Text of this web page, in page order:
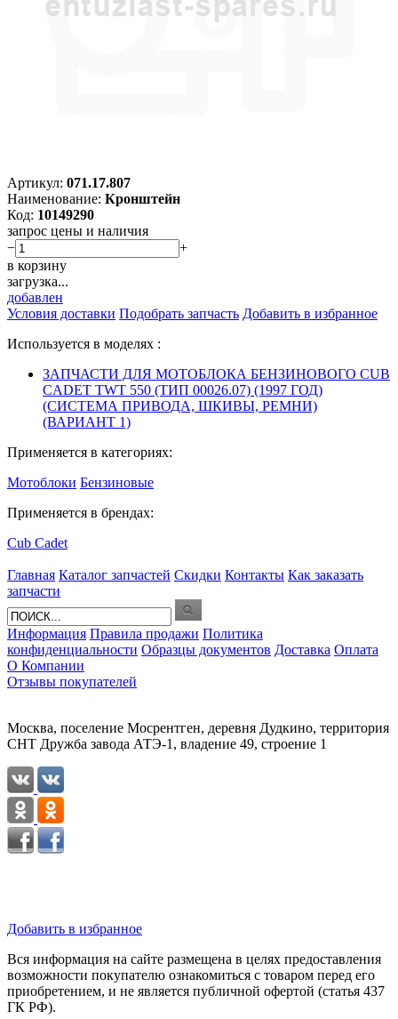
Артикул: 071.17.807
Наименование: Кронштейн
Код: 10149290
запрос цены и наличия
−
+
в корзину
загрузка...
добавлен
Условия доставки Подобрать запчасть Добавить в избранное
Используется в моделях :
ЗАПЧАСТИ ДЛЯ МОТОБЛОКА БЕНЗИНОВОГО CUB
CADET TWT 550 (ТИП 00026.07) (1997 ГОД)
(СИСТЕМА ПРИВОДА, ШКИВЫ, РЕМНИ)
(ВАРИАНТ 1)
Применяется в категориях:
Мотоблоки Бензиновые
Применяется в брендах:
Cub Cadet
Главная Каталог запчастей Скидки Контакты Как заказать
запчасти
Информация Правила продажи Политика
конфиденциальности Образцы документов Доставка Оплата
О Компании
Отзывы покупателей
Москва, поселение Мосрентген, деревня Дудкино, территория
СНТ Дружба завода АТЭ-1, владение 49, строение 1
Добавить в избранное
Вся информация на сайте размещена в целях предоставления
возможности покупателю ознакомиться с товаром перед его
приобретением, и не является публичной офертой (статья 437
ГК РФ).